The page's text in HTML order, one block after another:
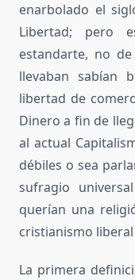
enarbolado el
Libertad; pero
estandarte, no
llevaban sabían
libertad de
Dinero a fin de
al actual
débiles o sea
sufragio
querían una
cristianismo
La primera